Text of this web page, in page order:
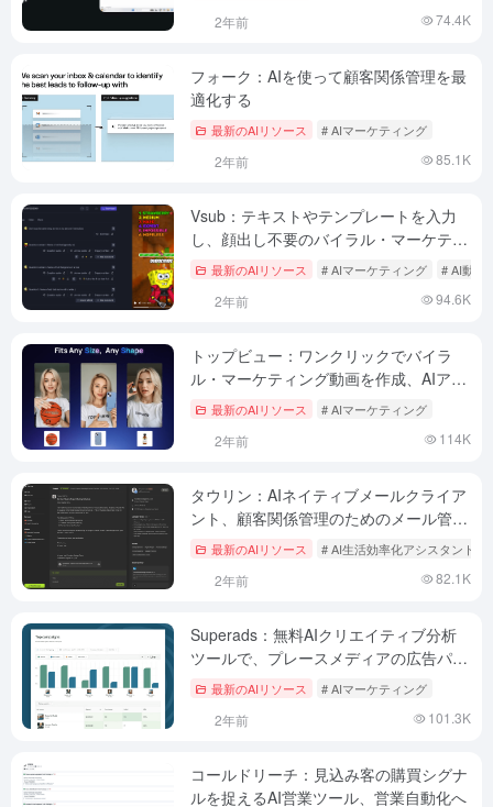
2年前 74.4K
フォーク：AIを使って顧客関係管理を最
適化する
最新のAIリソース # AIマーケティング
2年前 85.1K
Vsub：テキストやテンプレートを入力
し、顔出し不要のバイラル・マーケティ
ング動画を生成する。
最新のAIリソース # AIマーケティング # AI動画
2年前 94.6K
トップビュー：ワンクリックでバイラ
ル・マーケティング動画を作成、AIアバ
ターが商品を紹介・説明
最新のAIリソース # AIマーケティング
2年前 114K
タウリン：AIネイティブメールクライア
ント、顧客関係管理のためのメール管理
ツール
最新のAIリソース # AI生活効率化アシスタント
2年前 82.1K
Superads：無料AIクリエイティブ分析
ツールで、プレースメディアの広告パフ
ォーマンスを高める
最新のAIリソース # AIマーケティング
2年前 101.3K
コールドリーチ：見込み客の購買シグナ
ルを捉えるAI営業ツール、営業自動化へ